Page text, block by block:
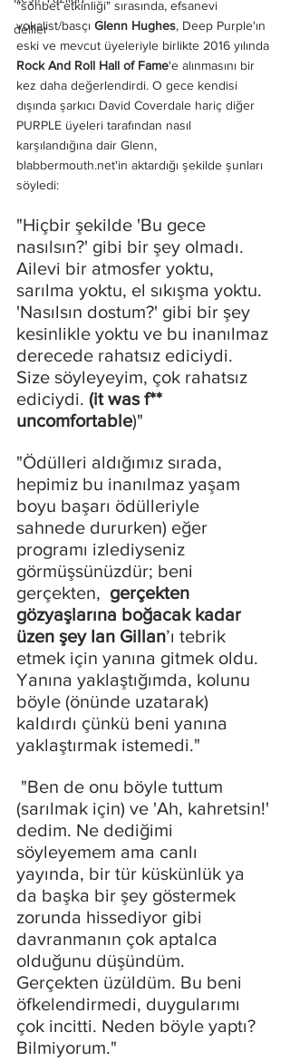
deliler
"sohbet etkinliği" sırasında, efsanevi
vokalist/basçı Glenn Hughes, Deep Purple'ın
eski ve mevcut üyeleriyle birlikte 2016 yılında
Rock And Roll Hall of Fame'e alınmasını bir
kez daha değerlendirdi. O gece kendisi
dışında şarkıcı David Coverdale hariç diğer
PURPLE üyeleri tarafından nasıl
karşılandığına dair Glenn,
blabbermouth.net'in aktardığı şekilde şunları
söyledi:
"Hiçbir şekilde 'Bu gece
nasılsın?' gibi bir şey olmadı.
Ailevi bir atmosfer yoktu,
sarılma yoktu, el sıkışma yoktu.
'Nasılsın dostum?' gibi bir şey
kesinlikle yoktu ve bu inanılmaz
derecede rahatsız ediciydi.
Size söyleyeyim, çok rahatsız
ediciydi. (it was f**
uncomfortable)"
"Ödülleri aldığımız sırada,
hepimiz bu inanılmaz yaşam
boyu başarı ödülleriyle
sahnede dururken) eğer
programı izlediyseniz
görmüşsünüzdür; beni
gerçekten, gerçekten
gözyaşlarına boğacak kadar
üzen şey Ian Gillan’ı tebrik
etmek için yanına gitmek oldu.
Yanına yaklaştığımda, kolunu
böyle (önünde uzatarak)
kaldırdı çünkü beni yanına
yaklaştırmak istemedi."
(sarılmak için) ve 'Ah, kahretsin!'
dedim. Ne dediğimi
söyleyemem ama canlı
yayında, bir tür küskünlük ya
da başka bir şey göstermek
zorunda hissediyor gibi
davranmanın çok aptalca
olduğunu düşündüm.
Gerçekten üzüldüm. Bu beni
öfkelendirmedi, duygularımı
çok incitti. Neden böyle yaptı?
Bilmiyorum."